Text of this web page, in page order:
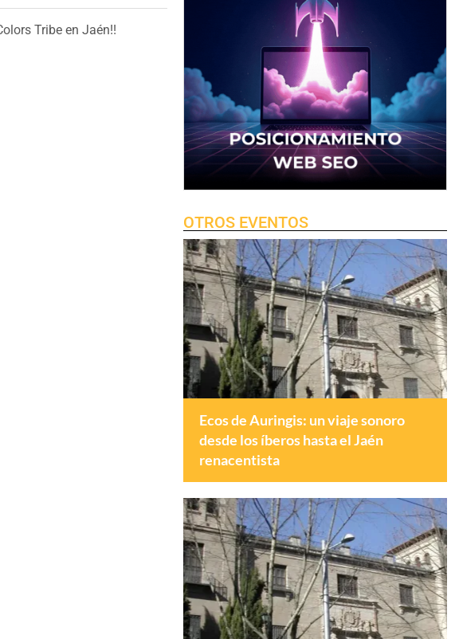
Tribe en Jaén!!
OTROS EVENTOS
Ecos de Auringis: un viaje sonoro
desde los íberos hasta el Jaén
renacentista